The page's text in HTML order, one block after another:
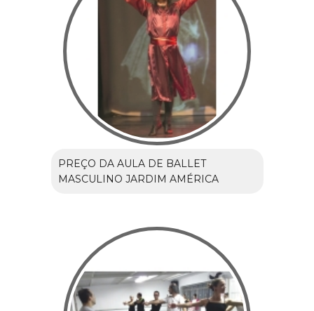
PREÇO DA AULA DE BALLET
MASCULINO JARDIM AMÉRICA